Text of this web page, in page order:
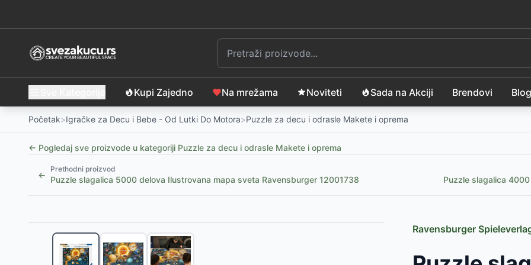
Kupi Zajedno Na mrežama Noviteti Sada na Akciji Brendovi Blog
Početak>Igračke za Decu i Bebe - Od Lutki Do Motora>Puzzle za decu i odrasle Makete i oprema
← Pogledaj sve proizvode u kategoriji Puzzle za decu i odrasle Makete i oprema
←
Prethodni proizvod
Puzzle slagalica 5000 delova Ilustrovana mapa sveta Ravensburger 12001738 Puzzle slagalica
Puzzle 60 delova - Mačke, Tref-650
Puzzle Gabby's Dollhouse 100 delova - Tref
Ravensburger